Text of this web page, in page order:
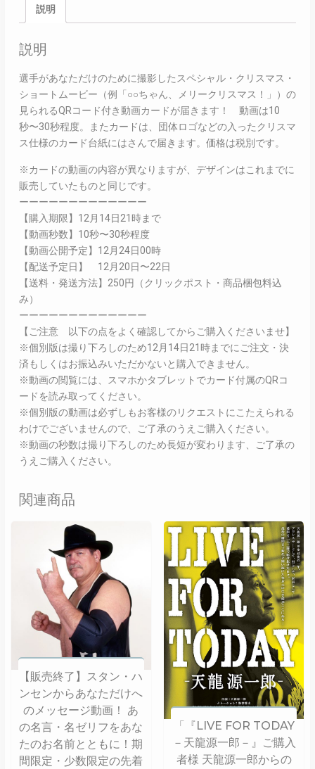
説明
説明
選手があなただけのために撮影したスペシャル・クリスマス・
ショートムービー（例「○○ちゃん、メリークリスマス！」）の
見られるQRコード付き動画カードが届きます！ 動画は10
秒〜30秒程度。またカードは、団体ロゴなどの入ったクリスマ
ス仕様のカード台紙にはさんで届きます。価格は税別です。
※カードの動画の内容が異なりますが、デザインはこれまでに
販売していたものと同じです。
ーーーーーーーーーーーーー
【購入期限】12月14日21時まで
【動画秒数】10秒〜30秒程度
【動画公開予定】12月24日00時
【配送予定日】 12月20日〜22日
【送料・発送方法】250円（クリックポスト・商品梱包料込
み）
ーーーーーーーーーーーーー
【ご注意 以下の点をよく確認してからご購入くださいませ】
※個別版は撮り下ろしのため12月14日21時までにご注文・決
済もしくはお振込みいただかないと購入できません。
※動画の閲覧には、スマホかタブレットでカード付属のQRコ
ードを読み取ってください。
※個別版の動画は必ずしもお客様のリクエストにこたえられる
わけでございませんので、ご了承のうえご購入ください。
※動画の秒数は撮り下ろしのため長短が変わります、ご了承の
うえご購入ください。
関連商品
【販売終了】スタン・ハ
ンセンからあなただけへ
のメッセージ動画！ あ
の名言・名ゼリフをあな
たのお名前とともに！期
間限定・少数限定の先着
「『LIVE FOR TODAY
－天龍源一郎－』ご購入
者様 天龍源一郎からの